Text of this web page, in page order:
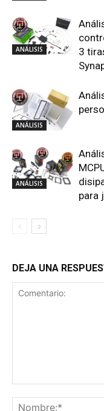
ANÁLISIS
3
ANÁLISIS
ANÁLISIS
para
DEJA UNA